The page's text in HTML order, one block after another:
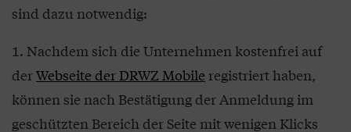
sind dazu notwendig:
Nachdem sich die Unternehmen kostenfrei auf
derWebseite der DRWZ Mobile registriert haben,
können sie nach Bestätigung der Anmeldung im
geschützten Bereich der Seite mit wenigen Klicks